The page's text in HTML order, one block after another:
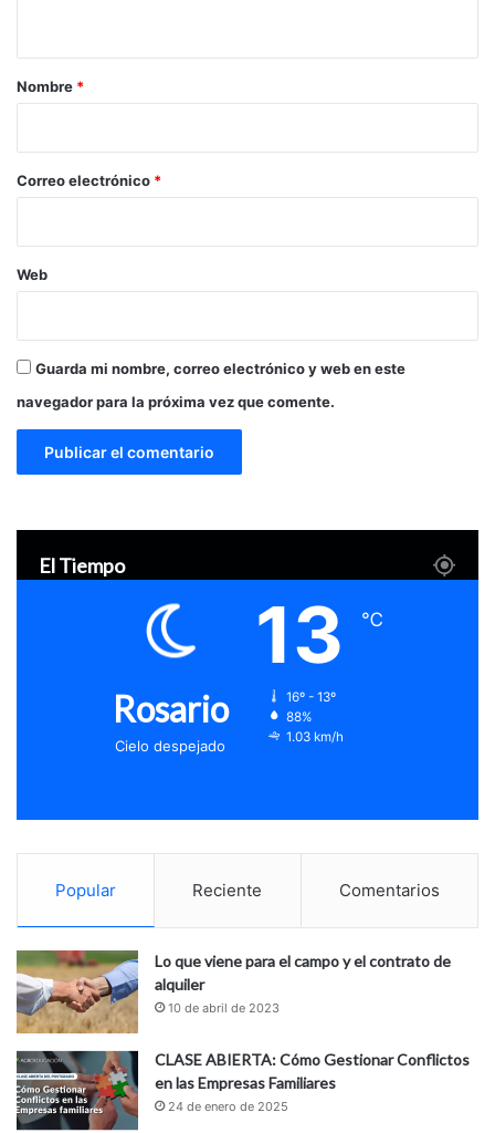
r
*
Nombre *
Correo electrónico *
Web
Guarda mi nombre, correo electrónico y web en este
navegador para la próxima vez que comente.
El Tiempo
Rosario
Cielo despejado
13 ℃
16º - 13º
88%
1.03 km/h
Popular Reciente Comentarios
Lo que viene para el campo y el contrato de
alquiler
10 de abril de 2023
CLASE ABIERTA: Cómo Gestionar Conflictos
en las Empresas Familiares
24 de enero de 2025